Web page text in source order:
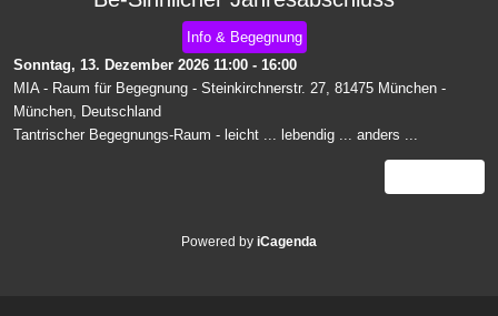
Info & Begegnung
Sonntag, 13. Dezember 2026 11:00 - 16:00
MIA - Raum für Begegnung - Steinkirchnerstr. 27, 81475 München -
München, Deutschland
Tantrischer Begegnungs-Raum - leicht ... lebendig ... anders ...
Powered by iCagenda